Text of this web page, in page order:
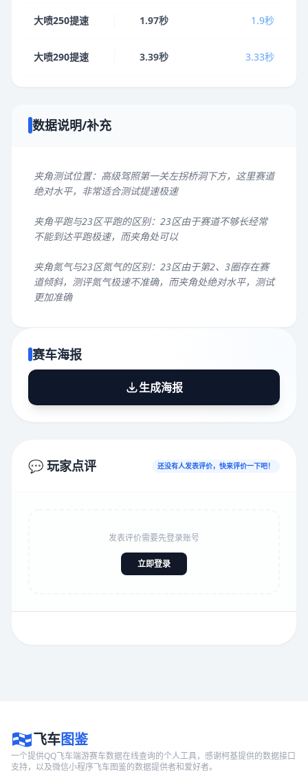
大喷250提速 1.97秒 1.9秒
大喷290提速 3.39秒 3.33秒
数据说明/补充
夹角测试位置：高级驾照第一关左拐桥洞下方，这里赛道
绝对水平，非常适合测试提速极速
夹角平跑与23区平跑的区别：23区由于赛道不够长经常
不能到达平跑极速，而夹角处可以
夹角氮气与23区氮气的区别：23区由于第2、3圈存在赛
道倾斜，测评氮气极速不准确，而夹角处绝对水平，测试
更加准确
赛车海报
生成海报
💬 玩家点评 还没有人发表评价，快来评价一下吧！
发表评价需要先登录账号
立即登录
飞车图鉴
一个提供QQ飞车端游赛车数据在线查询的个人工具，感谢柯基提供的数据接口
支持，以及微信小程序飞车图鉴的数据提供者和爱好者。